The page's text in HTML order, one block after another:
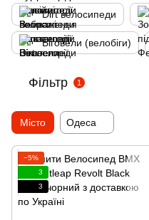
Dirt велосипеди
Біговели (велобіги)
Фільтр 1
Місто Одеса
−5%
3
3